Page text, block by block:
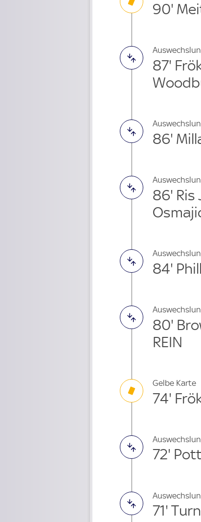
90'
87'
86'
86' Ris
84'
80'
REIN
Gelbe Karte
74'
72'
71'